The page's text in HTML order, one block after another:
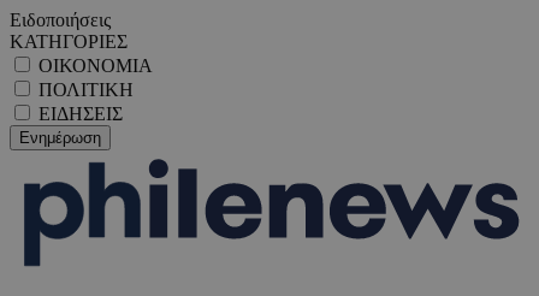
Ειδοποιήσεις
ΚΑΤΗΓΟΡΙΕΣ
ΟΙΚΟΝΟΜΙΑ
ΠΟΛΙΤΙΚΗ
ΕΙΔΗΣΕΙΣ